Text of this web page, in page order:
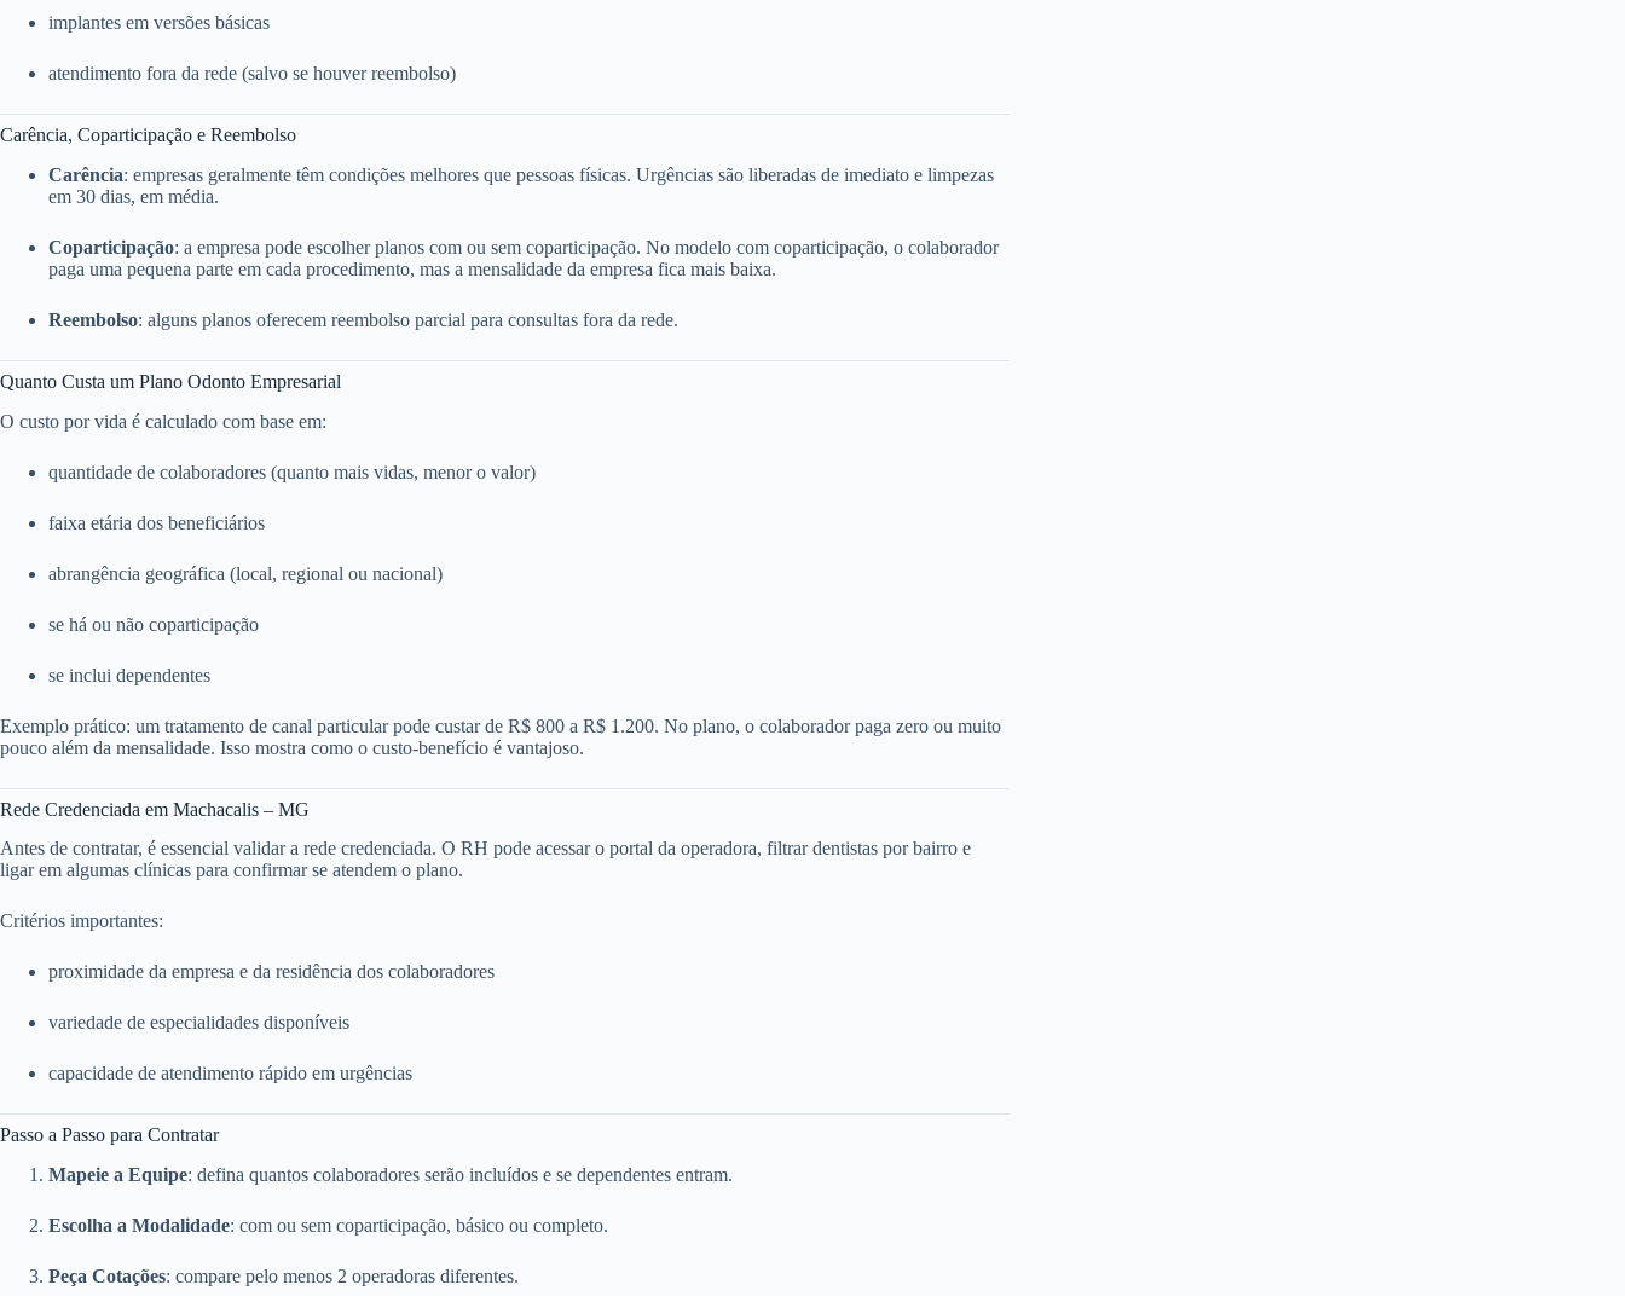
implantes em versões básicas
atendimento fora da rede (salvo se houver reembolso)
Carência, Coparticipação e Reembolso
Carência: empresas geralmente têm condições melhores que pessoas físicas. Urgências são liberadas de imediato e limpezas
em 30 dias, em média.
Coparticipação: a empresa pode escolher planos com ou sem coparticipação. No modelo com coparticipação, o colaborador
paga uma pequena parte em cada procedimento, mas a mensalidade da empresa fica mais baixa.
Reembolso: alguns planos oferecem reembolso parcial para consultas fora da rede.
Quanto Custa um Plano Odonto Empresarial
O custo por vida é calculado com base em:
quantidade de colaboradores (quanto mais vidas, menor o valor)
faixa etária dos beneficiários
abrangência geográfica (local, regional ou nacional)
se há ou não coparticipação
se inclui dependentes
Exemplo prático: um tratamento de canal particular pode custar de R$ 800 a R$ 1.200. No plano, o colaborador paga zero ou muito
pouco além da mensalidade. Isso mostra como o custo-benefício é vantajoso.
Rede Credenciada em Machacalis – MG
Antes de contratar, é essencial validar a rede credenciada. O RH pode acessar o portal da operadora, filtrar dentistas por bairro e
ligar em algumas clínicas para confirmar se atendem o plano.
Critérios importantes:
proximidade da empresa e da residência dos colaboradores
variedade de especialidades disponíveis
capacidade de atendimento rápido em urgências
Passo a Passo para Contratar
Mapeie a Equipe: defina quantos colaboradores serão incluídos e se dependentes entram.
Escolha a Modalidade: com ou sem coparticipação, básico ou completo.
Peça Cotações: compare pelo menos 2 operadoras diferentes.